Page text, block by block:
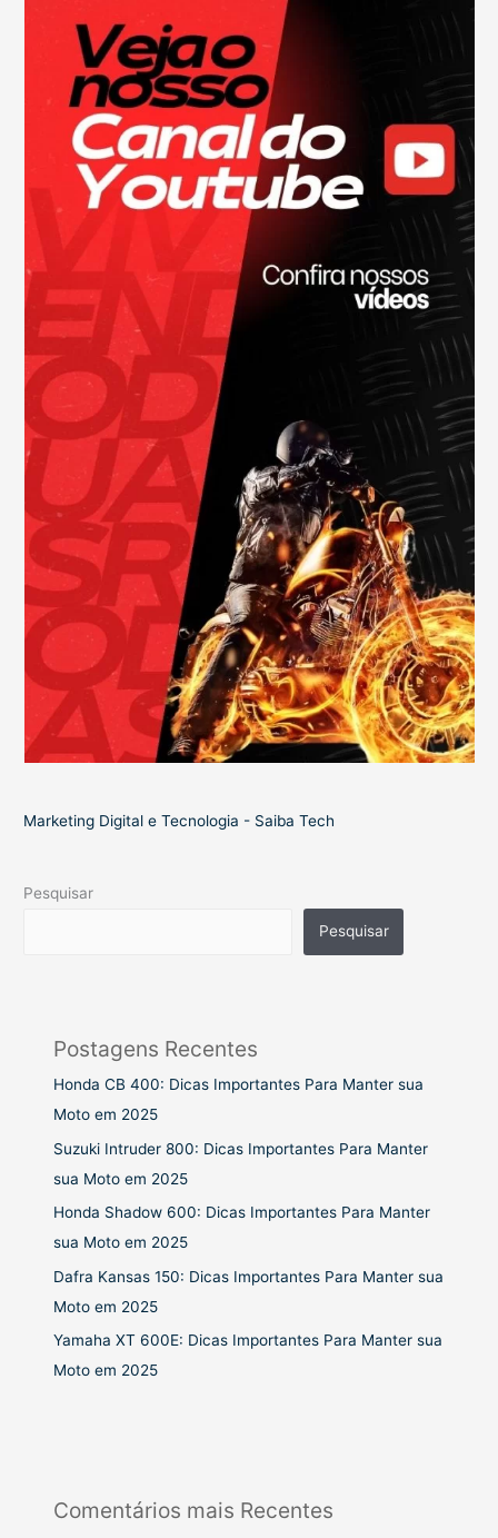
Marketing Digital e Tecnologia - Saiba Tech
Pesquisar
Pesquisar
Postagens Recentes
Honda CB 400: Dicas Importantes Para Manter sua
Moto em 2025
Suzuki Intruder 800: Dicas Importantes Para Manter
sua Moto em 2025
Honda Shadow 600: Dicas Importantes Para Manter
sua Moto em 2025
Dafra Kansas 150: Dicas Importantes Para Manter sua
Moto em 2025
Yamaha XT 600E: Dicas Importantes Para Manter sua
Moto em 2025
Comentários mais Recentes